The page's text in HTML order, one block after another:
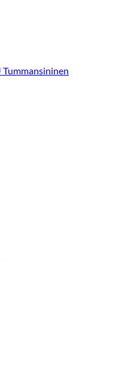
Tummansininen